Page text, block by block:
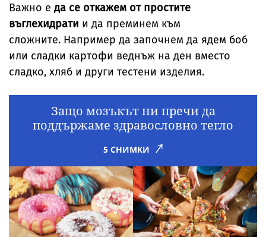
Важно е да се откажем от простите
въглехидрати и да преминем към
сложните. Например да започнем да ядем боб
или сладки картофи веднъж на ден вместо
сладко, хляб и други тестени изделия.
Защо мозъкът ни пречи да
поддържаме здравословно тегло
5 СНИМКИ